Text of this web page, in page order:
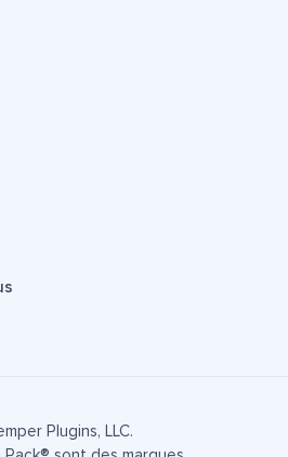
Plugins, LLC.